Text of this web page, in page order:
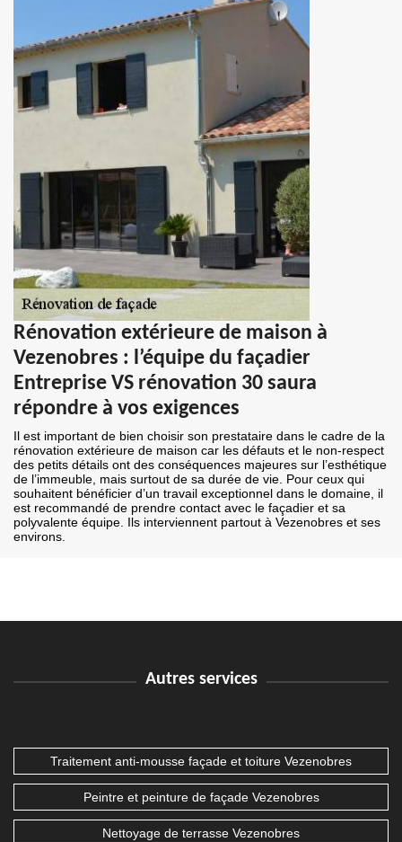
Rénovation extérieure de maison à
Vezenobres : l’équipe du façadier
Entreprise VS rénovation 30 saura
répondre à vos exigences
Il est important de bien choisir son prestataire dans le cadre de la
rénovation extérieure de maison car les défauts et le non-respect
des petits détails ont des conséquences majeures sur l’esthétique
de l’immeuble, mais surtout de sa durée de vie. Pour ceux qui
souhaitent bénéficier d’un travail exceptionnel dans le domaine, il
est recommandé de prendre contact avec le façadier et sa
polyvalente équipe. Ils interviennent partout à Vezenobres et ses
environs.
Autres services
Traitement anti-mousse façade et toiture Vezenobres
Peintre et peinture de façade Vezenobres
Nettoyage de terrasse Vezenobres